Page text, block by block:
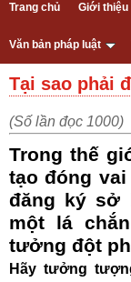
Trang chủ Giới thiệu
Văn bản pháp luật
Tại sao phải
(Số lần đọc 1000)
Trong thế
tạo đóng
đăng ký sở
một lá
tưởng đột
Hãy tưởng